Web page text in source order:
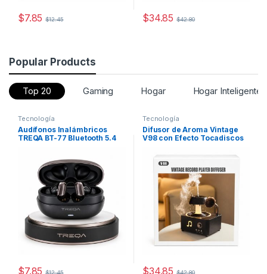
$7.85 $12.45
Este producto tiene múltiples variantes. Las opciones se
$34.85 $42.80
Popular Products
Top 20 Gaming Hogar Hogar Inteligente
Tecnología
Audífonos Inalámbricos
TREQA BT-77 Bluetooth 5.4
$7.85 $12.45
Tecnología
Difusor de Aroma Vintage
V98 con Efecto Tocadiscos
$34.85 $42.80